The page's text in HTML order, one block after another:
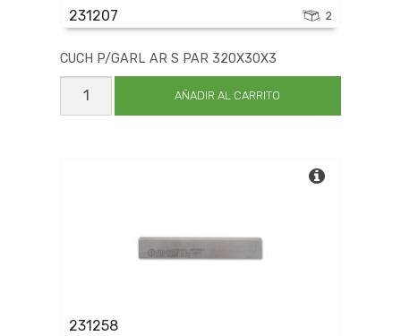
231207 2
CUCH P/GARL AR S PAR 320X30X3
CUCH
P/GARL
AÑADIR AL CARRITO
231258